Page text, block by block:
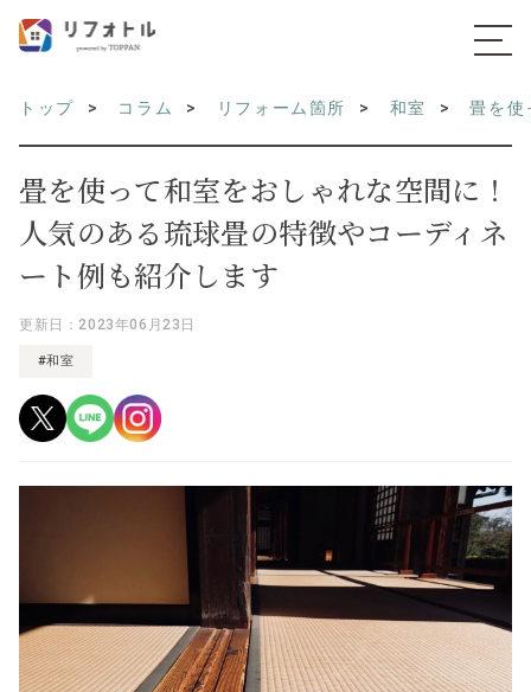
トップ コラム リフォーム箇所 和室 畳を使
畳を使って和室をおしゃれな空間に！
人気のある琉球畳の特徴やコーディネ
ート例も紹介します
更新日：2023年06月23日
#和室